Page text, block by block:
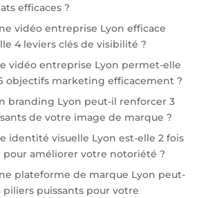
efficaces ?
vidéo entreprise Lyon efficace
4 leviers clés de visibilité ?
vidéo entreprise Lyon permet-elle
objectifs marketing efficacement ?
branding Lyon peut-il renforcer 3
de votre image de marque ?
identité visuelle Lyon est-elle 2 fois
pour améliorer votre notoriété ?
plateforme de marque Lyon peut-
puissants pour votre